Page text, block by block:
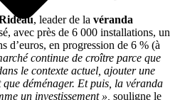
, leader de la véranda
avec près de 6 000 installations, un
d’euros, en progression de 6 % (à
continue de croître parce que
le contexte actuel, ajouter une
déménager. Et puis, la véranda
un investissement », souligne le